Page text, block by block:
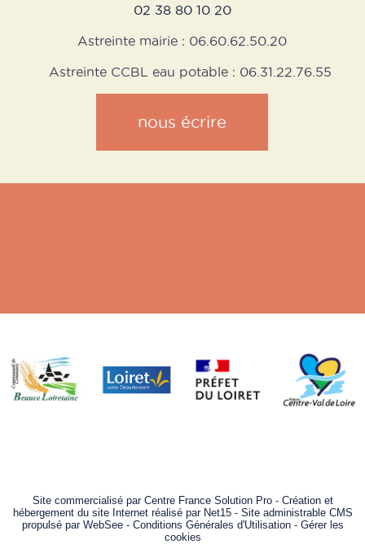
02 38 80 10 20
Astreinte mairie : 06.60.62.50.20
Astreinte CCBL eau potable : 06.31.22.76.55
nous écrire
Site commercialisé par Centre France Solution Pro- Création et
hébergement du site Internet réalisé par Net15- Site administrable CMS
propulsé par WebSee- Conditions Générales d'Utilisation- Gérer les
cookies